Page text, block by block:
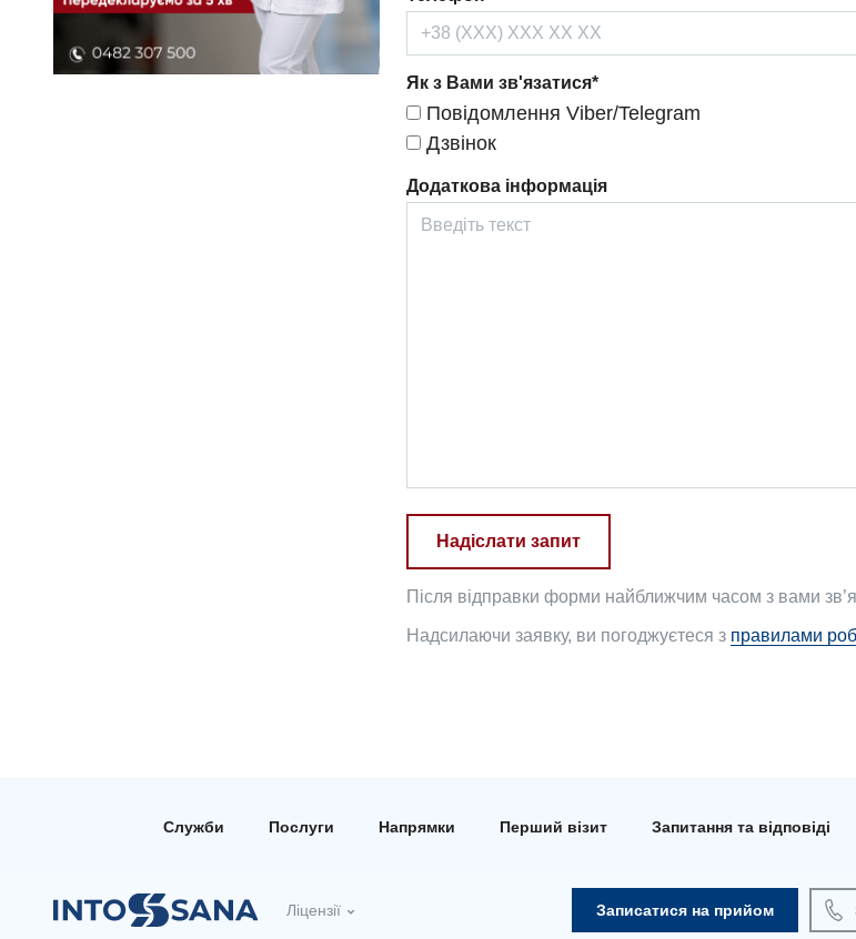
Як з Вами зв'язатися*
Повідомлення Viber/Telegram
Дзвінок
Додаткова інформація
Надіслати запит
Після відправки форми найближчим часом з вами
Надсилаючи заявку, ви погоджуєтеся з правилами
Служби Послуги Напрямки Перший візит Запитання та відповіді
Ліцензії Записатися на прийом